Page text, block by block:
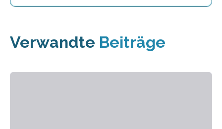
Verwandte Beiträge